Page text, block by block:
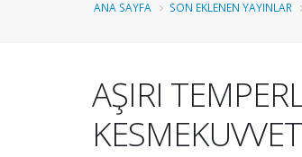
ANA SAYFA SON EKLENEN YAYINLAR
AŞIRI